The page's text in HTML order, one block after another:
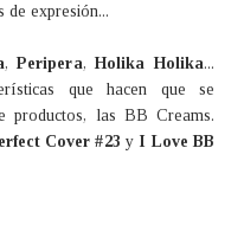
de expresión...
,Peripera,Holika Holika...
que hacen que se
productos, las BB Creams.
Cover #23 y I Love BB